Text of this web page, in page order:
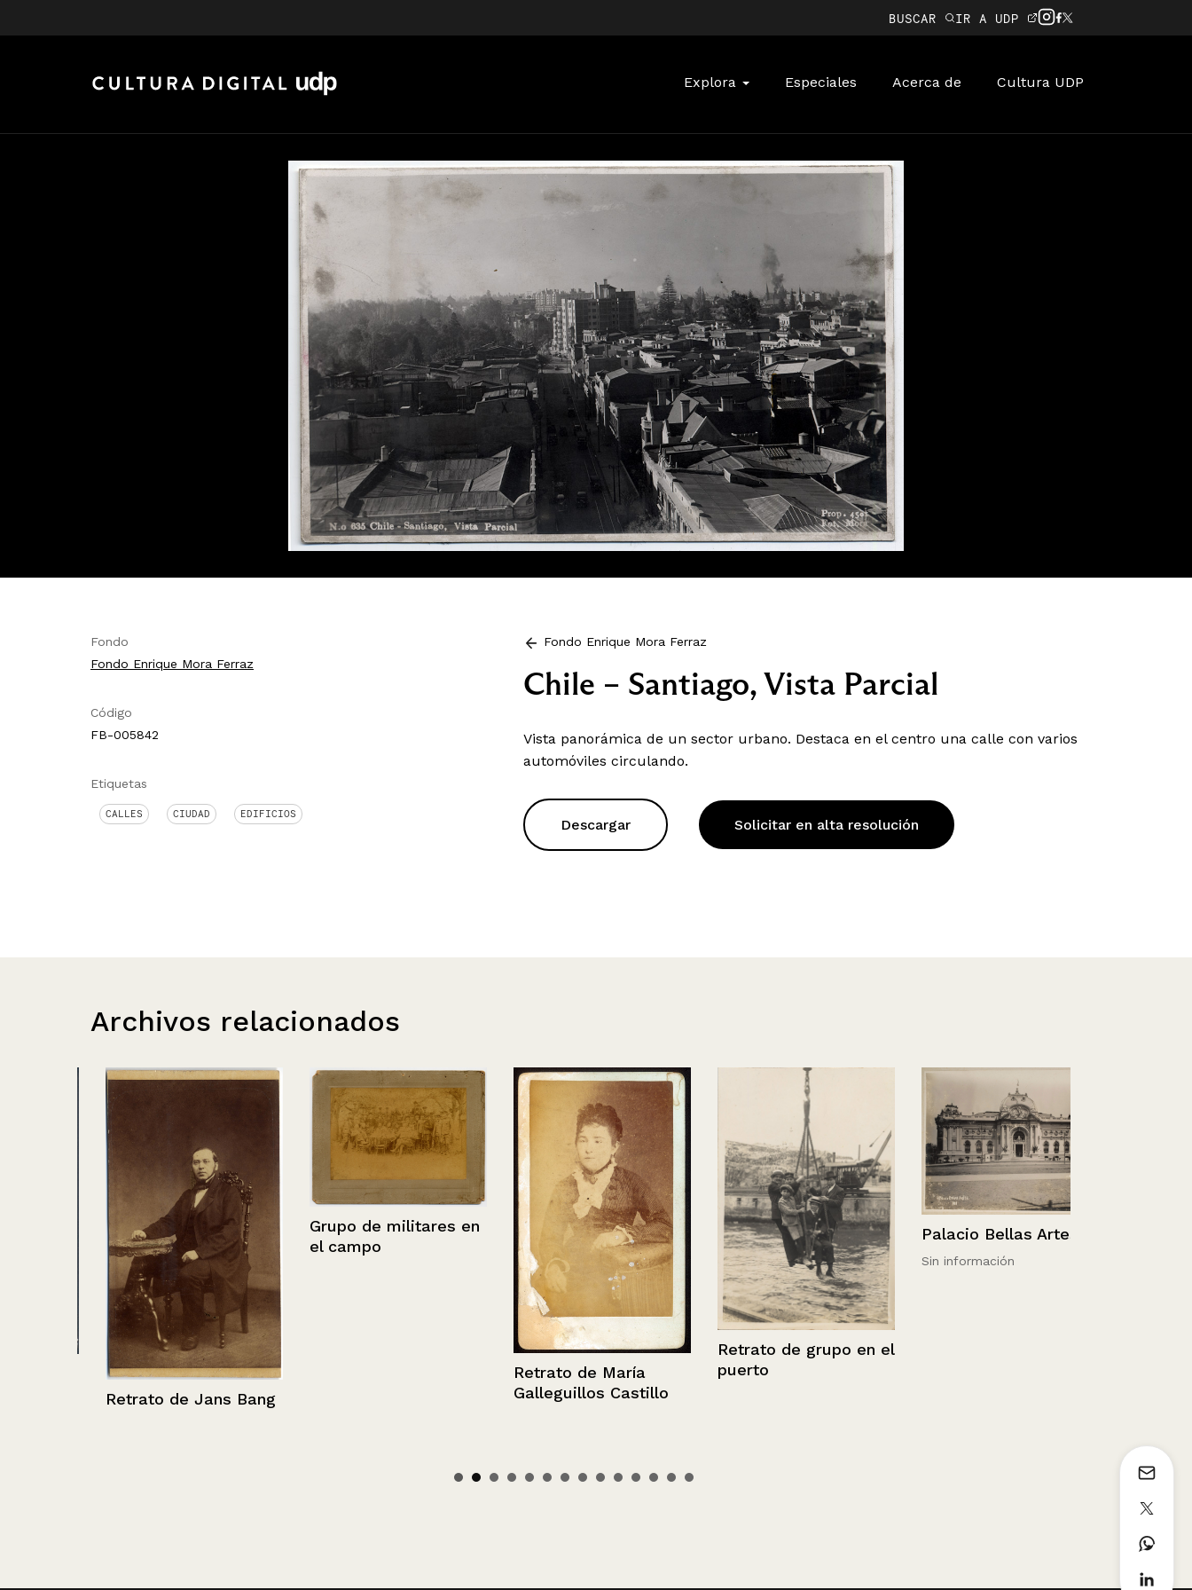
BUSCAR IR A UDP
Explora Especiales Acerca de Cultura UDP
Fondo
Fondo Enrique Mora Ferraz
Código
FB-005842
Etiquetas
CALLES CIUDAD EDIFICIOS
Fondo Enrique Mora Ferraz
Chile – Santiago, Vista Parcial
Vista panorámica de un sector urbano. Destaca en el centro una calle con varios
automóviles circulando.
Descargar Solicitar en alta resolución
Archivos relacionados
Retrato de Jans Bang
Grupo de militares en
el campo
Retrato de María
Galleguillos Castillo
Retrato de grupo en el
puerto
Palacio Bellas Artes
Sin información